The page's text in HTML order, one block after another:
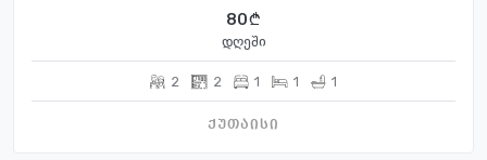
80
დღეში
2 2 1 1 1
ქუთაისი